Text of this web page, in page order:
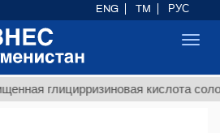
кислота
ENG TM РУС